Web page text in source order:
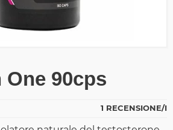
One 90cps
1 RECENSIONE/I